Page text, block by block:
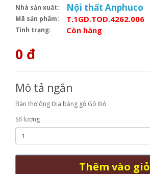
Nhà sản xuất: Nội thất Anphuco
Mã sản phẩm: T.1GD.TOD.4262.006
Tình trạng: Còn hàng
0 đ
Mô tả ngắn
Bàn thờ ông Địa bằng gỗ Gõ Đỏ
Số lượng
Thêm vào giỏ